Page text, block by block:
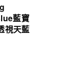
藍寶
視天藍